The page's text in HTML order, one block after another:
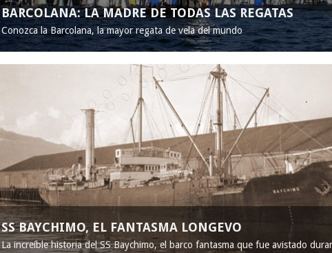
BARCOLANA: LA MADRE DE TODAS LAS REGATAS
Conozca la Barcolana, la mayor regata de vela del mundo
SS BAYCHIMO, EL FANTASMA LONGEVO
La increíble historia del SS Baychimo, el barco fantasma que fue avistado